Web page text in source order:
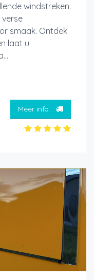
windstreken.
smaak. Ontdek
laat u
Meer info